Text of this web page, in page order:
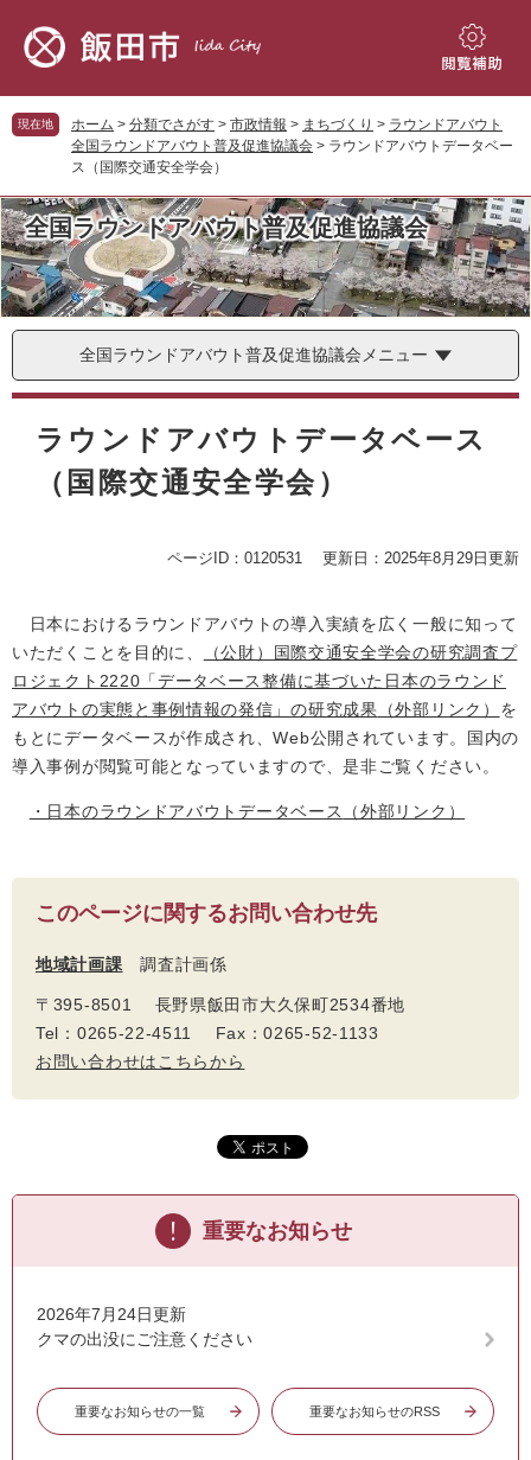
先
頭
を
飛
て
本
文
へ
閲
補
助
現在地 ホーム > 分類でさがす > 市政情報 > まちづくり > ラウンドアバウト
全国ラウンドアバウト普及促進協議会 > ラウンドアバウトデータベー
ス（国際交通安全学会）
全国ラウンドアバウト普及促進協議会
全国ラウンドアバウト普及促進協議会メニュー
本
ラウンドアバウトデータベース
（国際交通安全学会）
ページID：0120531 更新日：2025年8月29日更新
日本におけるラウンドアバウトの導入実績を広く一般に知って
いただくことを目的に、
（公財）国際交通安全学会の研究調査プ
ロジェクト2220「データベース整備に基づいた日本のラウンド
アバウトの実態と事例情報の発信」の研究成果 （外部リンク） を
もとにデータベースが作成され、Web公開されています。国内の
導入事例が閲覧可能となっていますので、是非ご覧ください。
・日本のラウンドアバウトデータベース （外部リンク）
このページに関するお問い合わせ先
地域計画課 調査計画係
〒395-8501 長野県飯田市大久保町2534番地
Tel：0265-22-4511 Fax：0265-52-1133
お問い合わせはこちらから
重要なお知らせ
2026年7月24日更新
クマの出没にご注意ください
重要なお知らせの一覧 重要なお知らせのRSS